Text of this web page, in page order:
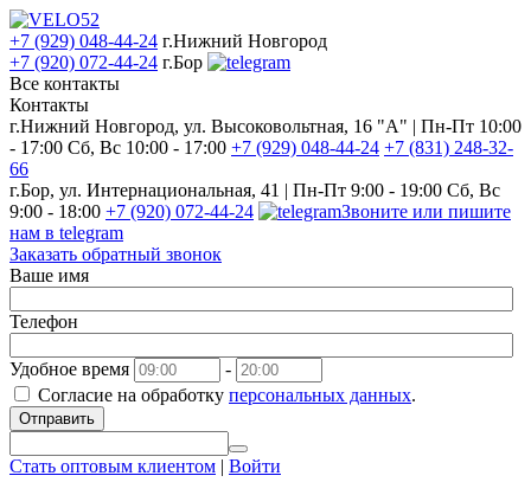
+7 (929) 048-44-24 г.Нижний Новгород
+7 (920) 072-44-24 г.Бор
Все контакты
Контакты
г.Нижний Новгород, ул. Высоковольтная, 16 "А" | Пн-Пт 10:00
- 17:00 Сб, Вс 10:00 - 17:00 +7 (929) 048-44-24 +7 (831) 248-32-
66
г.Бор, ул. Интернациональная, 41 | Пн-Пт 9:00 - 19:00 Сб, Вс
9:00 - 18:00 +7 (920) 072-44-24
Звоните или пишите
нам в telegram
Заказать обратный звонок
Ваше имя
Телефон
Удобное время
-
Согласие на обработку персональных данных.
Отправить
Стать оптовым клиентом | Войти